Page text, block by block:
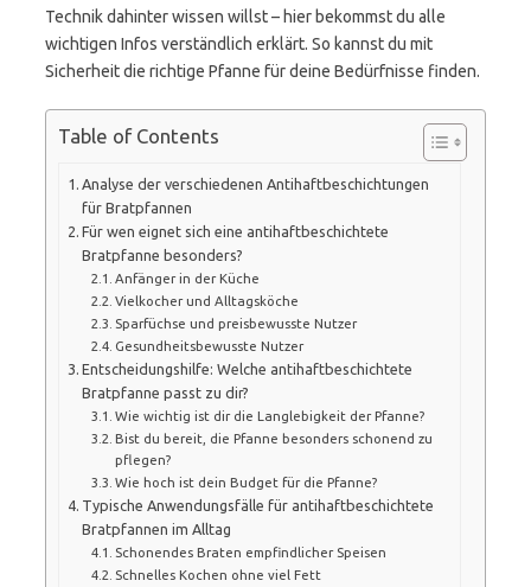
Technik dahinter wissen willst – hier bekommst du alle
wichtigen Infos verständlich erklärt. So kannst du mit
Sicherheit die richtige Pfanne für deine Bedürfnisse finden.
Table of Contents
Analyse der verschiedenen Antihaftbeschichtungen
für Bratpfannen
Für wen eignet sich eine antihaftbeschichtete
Bratpfanne besonders?
Anfänger in der Küche
Vielkocher und Alltagsköche
Sparfüchse und preisbewusste Nutzer
Gesundheitsbewusste Nutzer
Entscheidungshilfe: Welche antihaftbeschichtete
Bratpfanne passt zu dir?
Wie wichtig ist dir die Langlebigkeit der Pfanne?
Bist du bereit, die Pfanne besonders schonend zu
pflegen?
Wie hoch ist dein Budget für die Pfanne?
Typische Anwendungsfälle für antihaftbeschichtete
Bratpfannen im Alltag
Schonendes Braten empfindlicher Speisen
Schnelles Kochen ohne viel Fett